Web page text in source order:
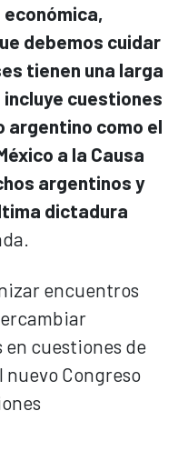
debemos cuidar
tienen una larga
cuestiones
argentino como el
a la Causa
argentinos y
dictadura
encuentros
cuestiones de
Congreso